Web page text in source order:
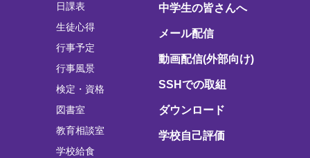
日課表
生徒心得
行事予定
行事風景
検定・資格
図書室
教育相談室
学校給食
中学生の皆さんへ
メール配信
動画配信(外部向け)
SSHでの取組
ダウンロード
学校自己評価